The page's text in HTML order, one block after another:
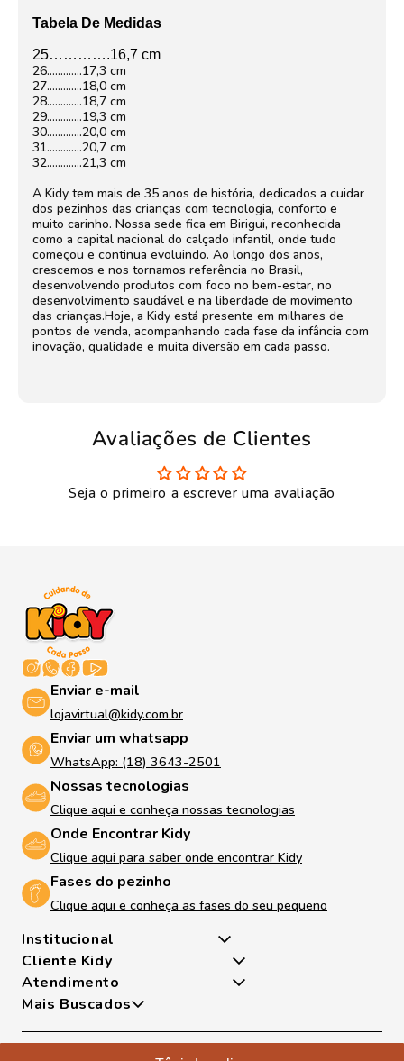
Tabela De Medidas
25………….16,7 cm
26………….17,3 cm
27………….18,0 cm
28………….18,7 cm
29………….19,3 cm
30………….20,0 cm
31………….20,7 cm
32………….21,3 cm
A Kidy tem mais de 35 anos de história, dedicados a cuidar
dos pezinhos das crianças com tecnologia, conforto e
muito carinho. Nossa sede fica em Birigui, reconhecida
como a capital nacional do calçado infantil, onde tudo
começou e continua evoluindo. Ao longo dos anos,
crescemos e nos tornamos referência no Brasil,
desenvolvendo produtos com foco no bem-estar, no
desenvolvimento saudável e na liberdade de movimento
das crianças.Hoje, a Kidy está presente em milhares de
pontos de venda, acompanhando cada fase da infância com
inovação, qualidade e muita diversão em cada passo.
Avaliações de Clientes
Seja o primeiro a escrever uma avaliação
Enviar e-mail
lojavirtual@kidy.com.br
Enviar um whatsapp
WhatsApp: (18) 3643-2501
Nossas tecnologias
Clique aqui e conheça nossas tecnologias
Onde Encontrar Kidy
Clique aqui para saber onde encontrar Kidy
Fases do pezinho
Clique aqui e conheça as fases do seu pequeno
Institucional
Quem somos
Nossas Tecnologias
Fases Dos Pezinhos
Dúvidas Frequentes
Trocas e Devoluções
Cliente Kidy
Minha Conta
Atendimento
Exceto Feriados
WhatsApp: (18) 99817-5951
Mais Buscados
Tênis